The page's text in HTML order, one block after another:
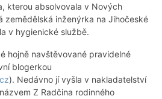
kterou absolvovala v Nových
zemědělská inženýrka na Jihočeské
v hygienické službě.
hojně navštěvované pravidelné
blogerkou
). Nedávno jí vyšla v nakladatelství
Z Radčina rodinného